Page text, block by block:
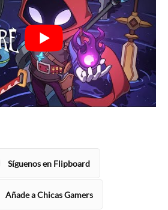
Síguenos en Flipboard
Añade a Chicas Gamers